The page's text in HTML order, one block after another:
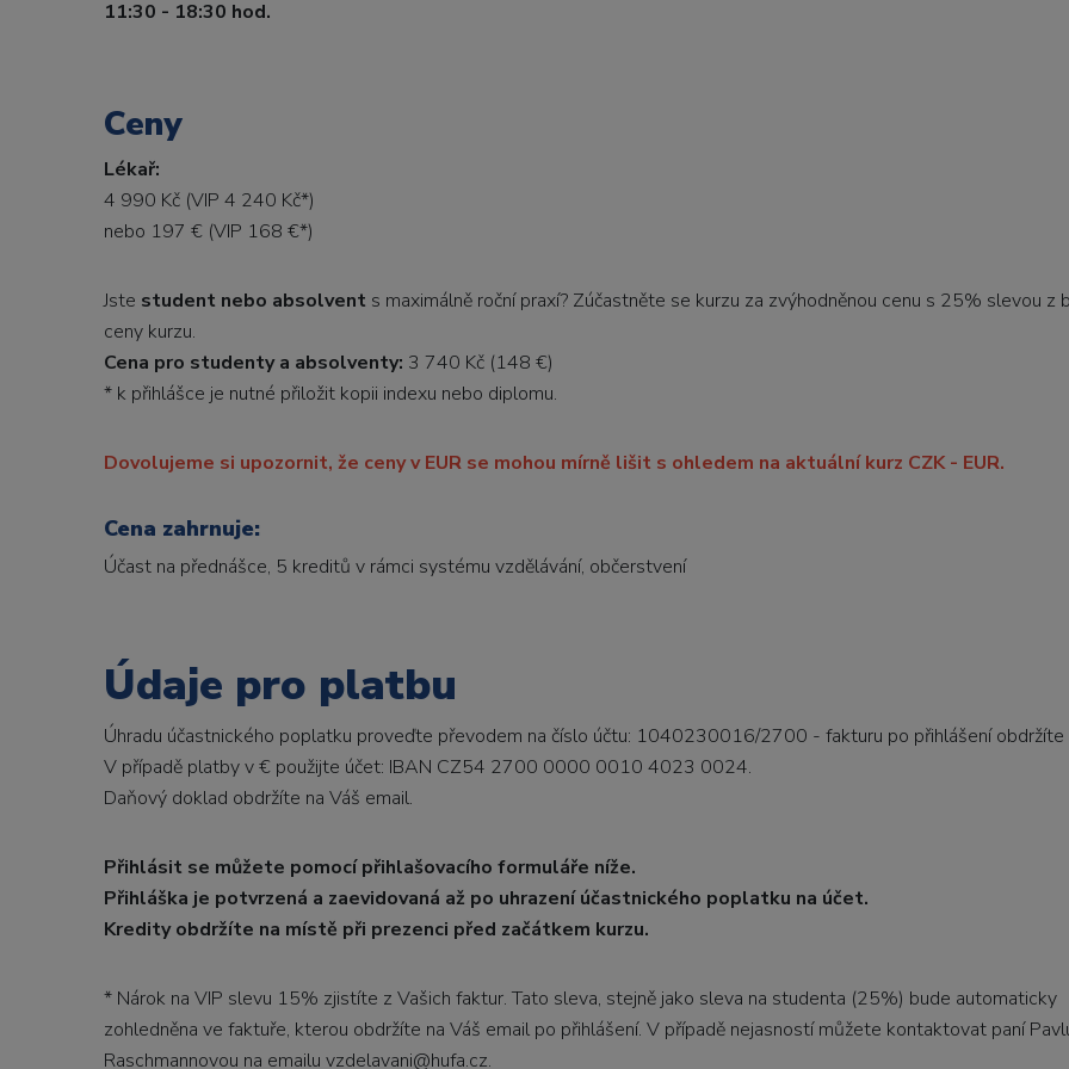
11:30 - 18:30 hod.
Ceny
Lékař:
4 990 Kč (VIP 4 240 Kč*)
nebo 197 € (VIP 168 €*)
Jste student nebo absolvent s maximálně roční praxí? Zúčastněte se kurzu za zvýhodněnou cenu s 25% slevou z
ceny kurzu.
Cena pro studenty a absolventy: 3 740 Kč (148 €)
* k přihlášce je nutné přiložit kopii indexu nebo diplomu.
Dovolujeme si upozornit, že ceny v EUR se mohou mírně lišit s ohledem na aktuální kurz CZK - EUR.
Cena zahrnuje:
Účast na přednášce, 5 kreditů v rámci systému vzdělávání, občerstvení
Údaje pro platbu
Úhradu účastnického poplatku proveďte převodem na číslo účtu: 1040230016/2700 - fakturu po přihlášení obdržíte
V případě platby v € použijte účet: IBAN CZ54 2700 0000 0010 4023 0024.
Daňový doklad obdržíte na Váš email.
Přihlásit se můžete pomocí přihlašovacího formuláře níže.
Přihláška je potvrzená a zaevidovaná až po uhrazení účastnického poplatku na účet.
Kredity obdržíte na místě při prezenci před začátkem kurzu.
* Nárok na VIP slevu 15% zjistíte z Vašich faktur. Tato sleva, stejně jako sleva na studenta (25%) bude automaticky
zohledněna ve faktuře, kterou obdržíte na Váš email po přihlášení. V případě nejasností můžete kontaktovat paní
Raschmannovou na emailu vzdelavani@hufa.cz.